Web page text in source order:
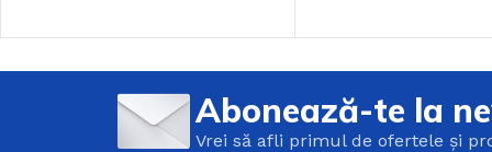
Abonează-te la
Vrei să afli primul de ofertele și